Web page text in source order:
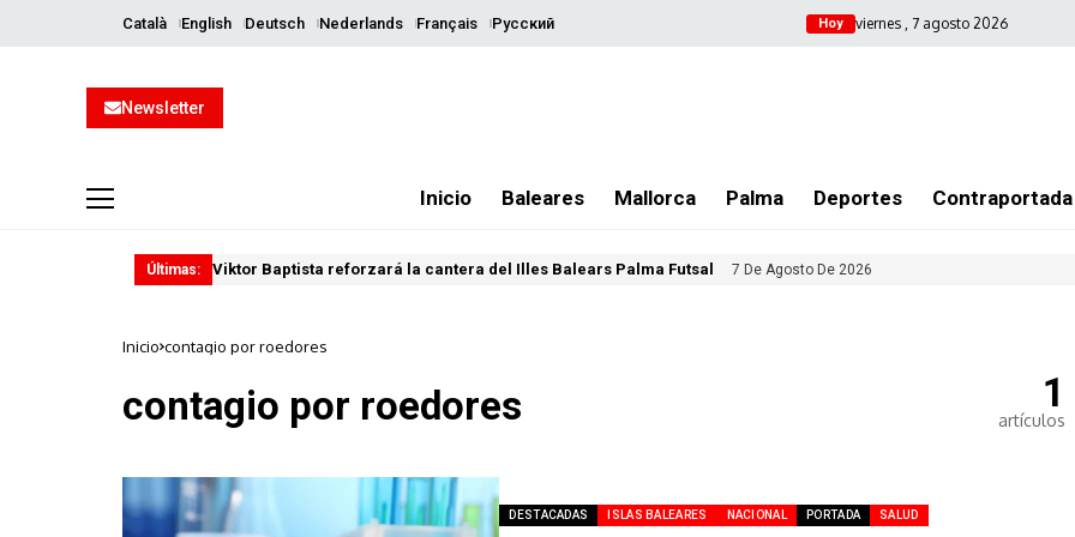
Català English Deutsch Nederlands Français Русский Hoy viernes , 7 agosto 2026
Newsletter
Inicio Baleares Mallorca Palma Deportes Contraportada
Últimas: Viktor Baptista reforzará la cantera del Illes Balears Palma Futsal 7 De Agosto De 2026
Inicio contagio por roedores
contagio por roedores 1
artículos
DESTACADAS ISLAS BALEARES NACIONAL PORTADA SALUD